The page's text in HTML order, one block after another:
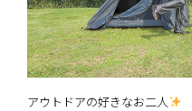
アウトドアの好きなお二人